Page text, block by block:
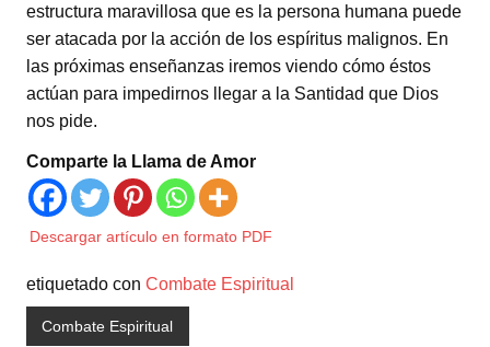
estructura maravillosa que es la persona humana puede
ser atacada por la acción de los espíritus malignos. En
las próximas enseñanzas iremos viendo cómo éstos
actúan para impedirnos llegar a la Santidad que Dios
nos pide.
Comparte la Llama de Amor
Descargar artículo en formato PDF
etiquetado con Combate Espiritual
Combate Espiritual